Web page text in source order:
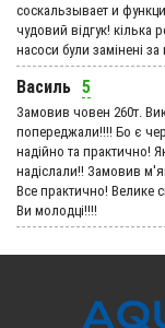
соскальзывает и
чудовий вiдгук! кілька
насоси були замінені
Василь 5
Замовив човен 260т.
попереджали!!!! Бо є
надійно та практично!
надіслали!! Замовив
Все практично! Велике
Ви молодці!!!!